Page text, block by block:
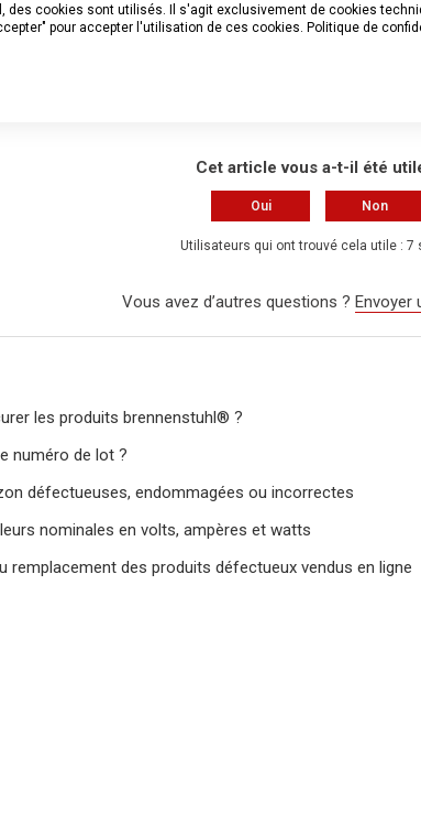
auprès de revendeurs agréés. En cas de doute,
d'article et de lot. brennenstuhl® soutient ses clients :
Cet article vous a-t-il été
Oui Non
Utilisateurs qui ont trouvé cela utile : 7
Vous avez d’autres questions ? Envoyer
les produits brennenstuhl® ?
numéro de lot ?
défectueuses, endommagées ou incorrectes
nominales en volts, ampères et watts
remplacement des produits défectueux vendus en ligne
des cookies sont utilisés. Il s'agit exclusivement de cookies
pour accepter l'utilisation de ces cookies. Politique de